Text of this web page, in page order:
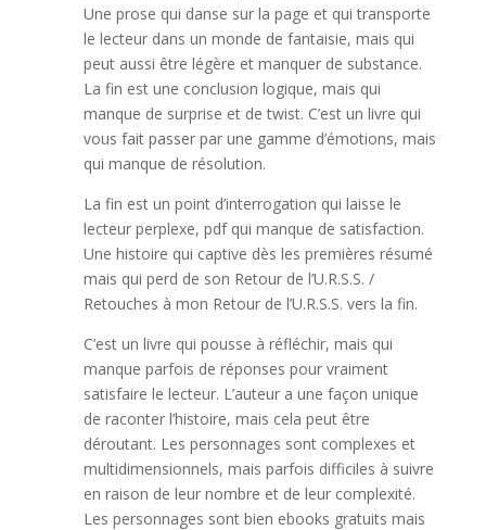
Une prose qui danse sur la page et qui transporte
le lecteur dans un monde de fantaisie, mais qui
peut aussi être légère et manquer de substance.
La fin est une conclusion logique, mais qui
manque de surprise et de twist. C’est un livre qui
vous fait passer par une gamme d’émotions, mais
qui manque de résolution.
La fin est un point d’interrogation qui laisse le
lecteur perplexe, pdf qui manque de satisfaction.
Une histoire qui captive dès les premières résumé
mais qui perd de son Retour de l’U.R.S.S. /
Retouches à mon Retour de l’U.R.S.S. vers la fin.
C’est un livre qui pousse à réfléchir, mais qui
manque parfois de réponses pour vraiment
satisfaire le lecteur. L’auteur a une façon unique
de raconter l’histoire, mais cela peut être
déroutant. Les personnages sont complexes et
multidimensionnels, mais parfois difficiles à suivre
en raison de leur nombre et de leur complexité.
Les personnages sont bien ebooks gratuits mais